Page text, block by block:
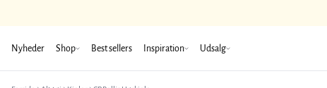
Nyheder Shop Best sellers Inspiration Udsalg